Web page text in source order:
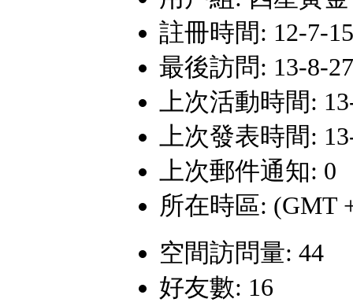
註冊時間: 12-7-
最後訪問: 13-8-
上次活動時間:
上次發表時間:
上次郵件通知: 0
所在時區: (GMT
空間訪問量: 44
好友數: 16